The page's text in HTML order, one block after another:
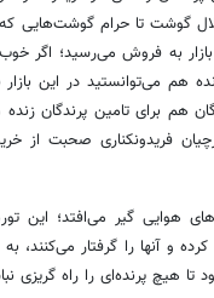
گوشت تا حرام گوشت‌هایی
به فروش می‌رسید؛ اگر
هم می‌توانستید در این بازار
هم برای تامین پرندگان
فریدونکناری صحبت از
هوایی گیر می‌افتد؛
و آنها را گرفتار
تا هیچ پرنده‌ای را راه گریزی